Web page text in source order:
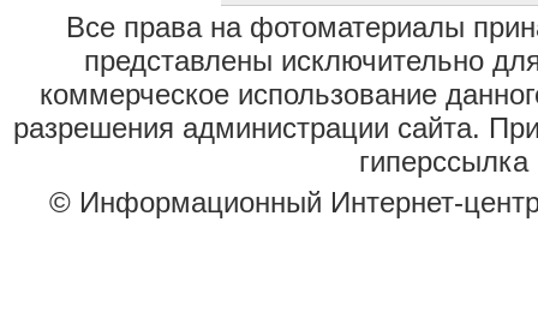
Все права на фотоматериалы
представлены исключительно
коммерческое использование
разрешения администрации сайта.
гиперссылка
© Информационный Интернет-